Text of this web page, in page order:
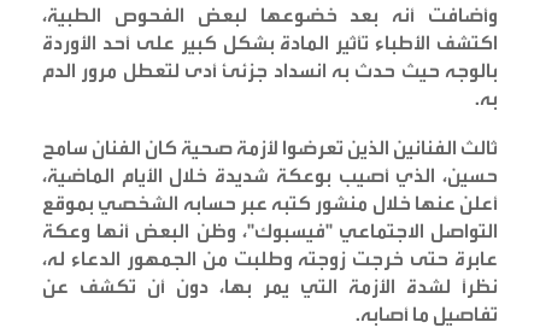
وأضافت أنه بعد خضوعها لبعض الفحوص الطبية،
اكتشف الأطباء تأثير المادة بشكل كبير على أحد الأوردة
بالوجه حيث حدث به انسداد جزئئ أدى لتعطل مرور الدم
به.
ثالث الفنانين الذين تعرضوا لأزمة صحية كان الفنان سامح
حسين، الذي أصيب بوعكة شديدة خلال الأيام الماضية،
أعلن عنها خلال منشور كتبه عبر حسابه الشخصي بموقع
التواصل الاجتماعي "فيسبوك"، وظن البعض أنها وعكة
عابرة حتى خرجت زوجته وطلبت من الجمهور الدعاء له،
نظراً لشدة الأزمة التي يمر بها، دون أن تكشف عن
تفاصيل ما أصابه.